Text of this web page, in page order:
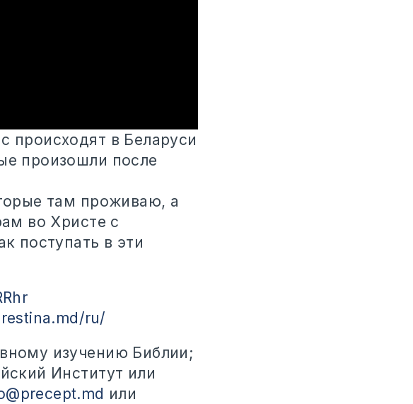
происходят в Беларуси
произошли после
там проживаю, а
во Христе с
поступать в эти
ru/
изучению Библии;
Институт или
или